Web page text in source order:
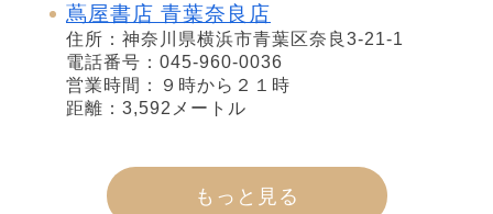
蔦屋書店 青葉奈良店
住所：神奈川県横浜市青葉区奈良3-21-1
電話番号：045-960-0036
営業時間：９時から２１時
距離：3,592メートル
もっと見る